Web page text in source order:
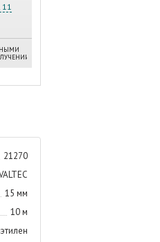
11
21270
15 мм
10 м